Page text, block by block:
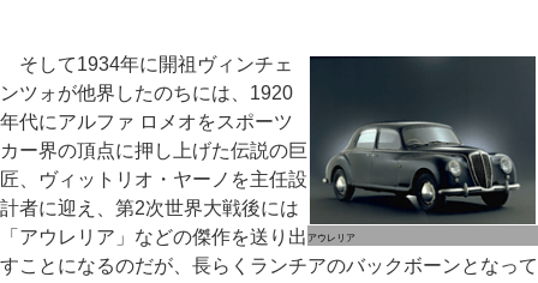
アウレリア
そして1934年に開祖ヴィンチェ
ンツォが他界したのちには、1920
年代にアルファ ロメオをスポーツ
カー界の頂点に押し上げた伝説の巨
匠、ヴィットリオ・ヤーノを主任設
計者に迎え、第2次世界大戦後には
「アウレリア」などの傑作を送り出
すことになるのだが、長らくランチアのバックボーンとなって